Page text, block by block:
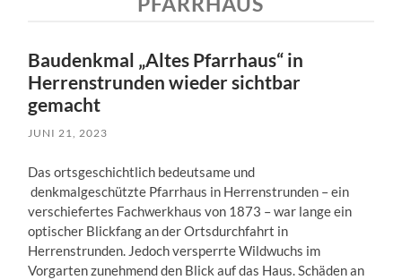
Baudenkmal „Altes Pfarrhaus“ in
Herrenstrunden wieder sichtbar
gemacht
JUNI 21, 2023
Das ortsgeschichtlich bedeutsame und
denkmalgeschützte Pfarrhaus in Herrenstrunden – ein
verschiefertes Fachwerkhaus von 1873 – war lange ein
optischer Blickfang an der Ortsdurchfahrt in
Herrenstrunden. Jedoch versperrte Wildwuchs im
Vorgarten zunehmend den Blick auf das Haus. Schäden an